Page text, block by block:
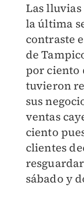
Las
la última
contraste
de
por ciento
tuvieron
sus
ventas
ciento
clientes
sábado y